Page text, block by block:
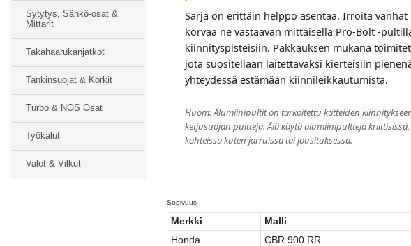
Sarja on erittäin helppo asentaa. Irroita
korvaa ne vastaavan mittaisella Pro-Bolt -
kiinnityspisteisiin. Pakkauksen mukana
jota suositellaan laitettavaksi kierteisiin
yhteydessä estämään kiinnileikkautumista.
Huom: Alumiinipultit on tarkoitettu katteiden
ketjusuojan pultteja. Älä käytä alumiinipultteja
kohteissa kuten jarruissa tai jousituksessa.
Sopivuus
Merkki Malli
Honda
CBR 900 RR
Sytytys, Sähkö-osat &
Mittarit
Takahaarukanjatkot
Tankinsuojat & Korkit
Turbo & NOS Osat
Työkalut
Valot & Vilkut